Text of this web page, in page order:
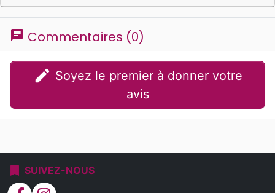
chat Commentaires (0)
edit
avis
bookmark SUIVEZ-NOUS